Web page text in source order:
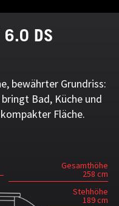
6.0 DS
bewährter Grundriss:
bringt Bad, Küche und
Fläche.
Gesamthöhe
258 cm
Stehhöhe
189 cm